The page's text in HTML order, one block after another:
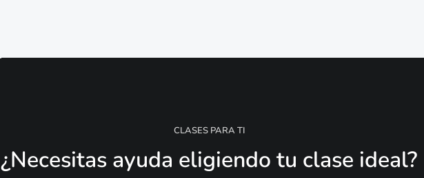
CLASES PARA TI
¿Necesitas ayuda eligiendo tu clase ideal?